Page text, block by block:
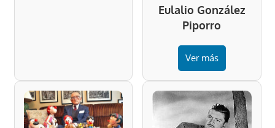
Eulalio González
Piporro
Ver más